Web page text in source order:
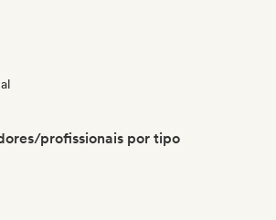
profissionais por tipo